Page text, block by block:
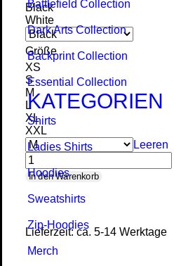
Battlefield Collection
Dark Arts Collection
Backprint Collection
Essential Collection
KATEGORIEN
Shirts
Ladies Shirts
Hoodies
Sweat­shirts
Zip-Hoodies
Merch
Black
White
Größe
XS
S
M
L
XL
XXL
Leeren
FCK
NZS
Ladies
Organic
In den Warenkorb
Lieferzeit: ca. 5-14 Werktage